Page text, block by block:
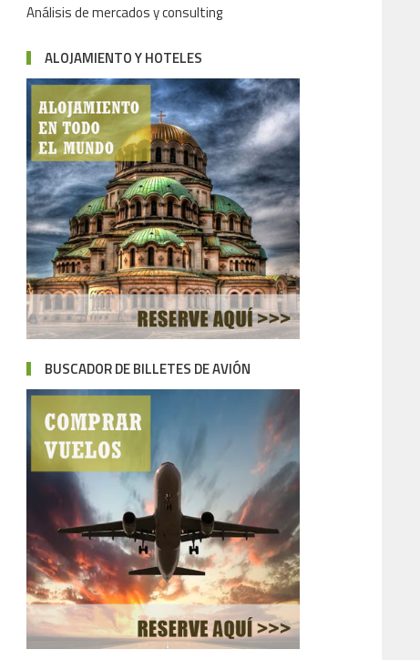
Análisis de mercados y consulting
ALOJAMIENTO Y HOTELES
BUSCADOR DE BILLETES DE AVIÓN